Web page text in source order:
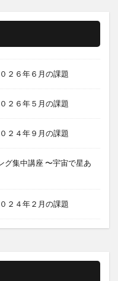
２６年６月の課題
２６年５月の課題
２４年９月の課題
グ集中講座 〜宇宙で星あ
２４年２月の課題